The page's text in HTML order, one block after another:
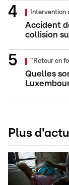
Intervention
Accident
collision
"Retour en
Quelles
Plus